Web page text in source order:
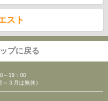
スト
プに戻る
～19：00
３月は無休）